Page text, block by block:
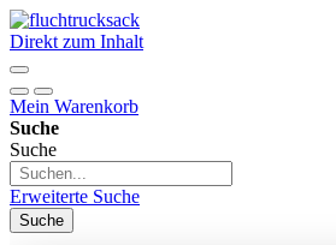
Direkt zum Inhalt
Mein Warenkorb
Suche
Suche
Erweiterte Suche
Suche